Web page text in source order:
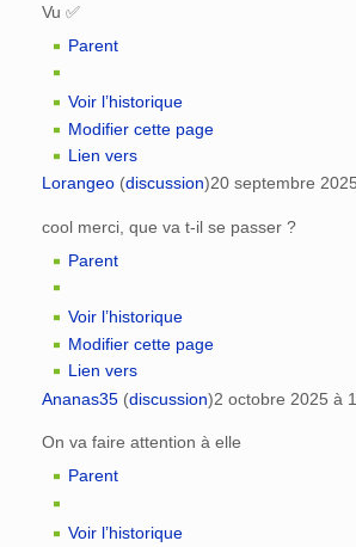
Vu ✅️
Parent
Voir l’historique
Modifier cette page
Lien vers
Lorangeo (discussion)20 septembre
cool merci, que va t-il se passer ?
Parent
Voir l’historique
Modifier cette page
Lien vers
Ananas35 (discussion)2 octobre 2025 à
On va faire attention à elle
Parent
Voir l’historique